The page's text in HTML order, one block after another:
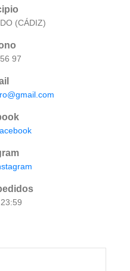
(CÁDIZ)
97